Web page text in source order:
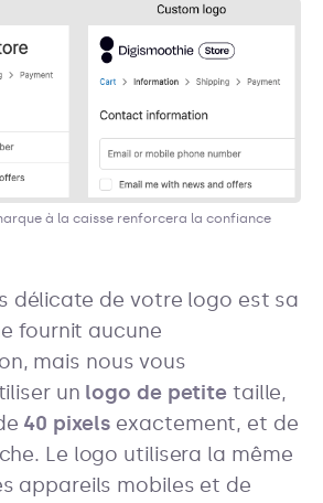
à la caisse renforcera la confiance
délicate de votre logo est sa
fournit aucune
mais nous vous
un logo de petite taille,
40 pixels exactement, et de
Le logo utilisera la même
appareils mobiles et de